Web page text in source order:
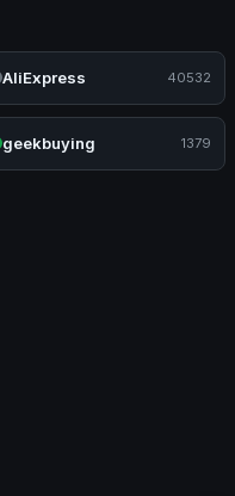
AliExpress 40532
geekbuying 1379